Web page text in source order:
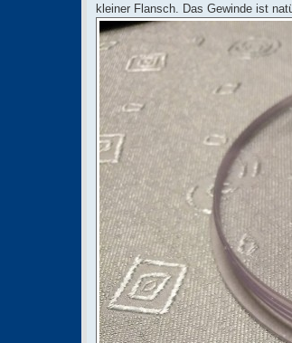
kleiner Flansch. Das Gewinde ist